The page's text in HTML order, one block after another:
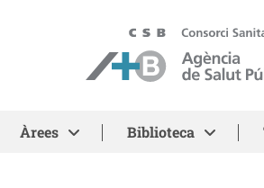
ASPB - Agència de Salut
Àrees Biblioteca